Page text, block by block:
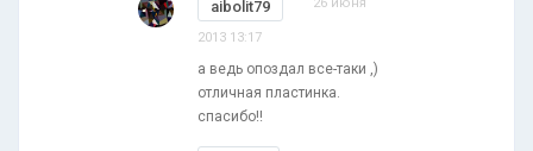
aibolit79 26 июня
2013 13:17
а ведь опоздал все-таки ,)
отличная пластинка.
спасибо!!